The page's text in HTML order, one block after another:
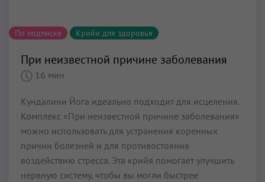
По подписке Крийи для здоровья
При неизвестной причине заболевания
16 мин
Кундалини Йога идеально подходит для исцеления.
Комплекс «При неизвестной причине заболевания»
можно использовать для устранения коренных
причин болезней и для противостояния
воздействию стресса. Эта крийя помогает улучшить
нервную систему, чтобы вы могли быстрее